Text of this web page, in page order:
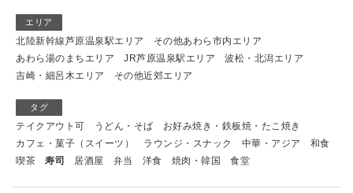
エリア
北陸新幹線芦原温泉駅エリア
その他あわら市内エリア
あわら湯のまちエリア
JR芦原温泉駅エリア
波松・北潟エリア
吉崎・細呂木エリア
その他近郊エリア
タグ
テイクアウト可 うどん・そば
お好み焼き・鉄板焼・たこ焼き
カフェ・菓子（スイーツ）
ラウンジ・スナック 中華・アジア
和食
喫茶
寿司 居酒屋 弁当 洋食 焼肉・韓国 食堂